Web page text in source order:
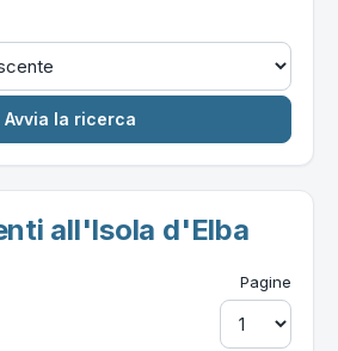
all'Isola d'Elba
Pagine